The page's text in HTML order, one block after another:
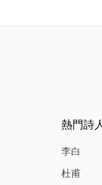
熱門詩
李白
杜甫